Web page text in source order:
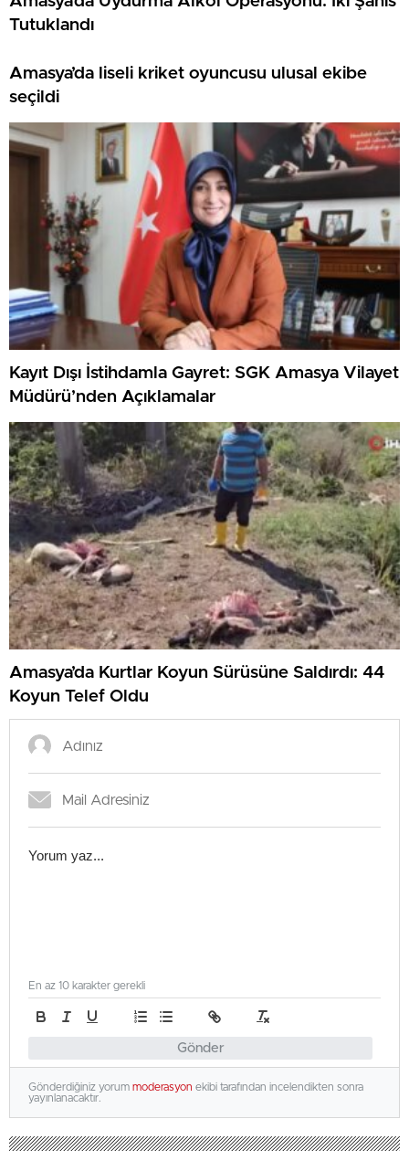
Tutuklandı
Amasya’da liseli kriket oyuncusu ulusal ekibe
seçildi
Kayıt Dışı İstihdamla Gayret: SGK Amasya Vilayet
Müdürü’nden Açıklamalar
Amasya’da Kurtlar Koyun Sürüsüne Saldırdı: 44
Koyun Telef Oldu
Gönder
En az 10 karakter gerekli
Gönderdiğiniz yorum moderasyon ekibi tarafından incelendikten sonra
yayınlanacaktır.